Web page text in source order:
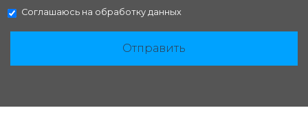
Соглашаюсь на обработку данных
Отправить